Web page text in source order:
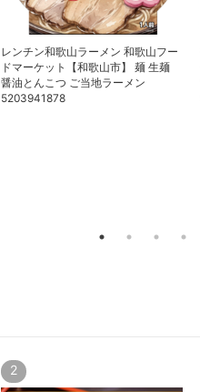
レンチン和歌山ラーメン 和歌山フー
ドマーケット【和歌山市】 麺 生麺
醤油とんこつ ご当地ラーメン
5203941878
2